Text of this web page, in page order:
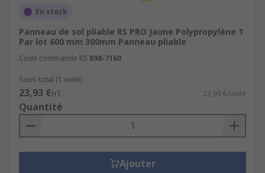
En stock
Panneau de sol pliable RS PRO Jaune Polypropylène 1
Par lot 600 mm 300mm Panneau pliable
Code commande RS 898-7160
Sous-total (1 unité)
23,93 €HT 23,93 €/unité
Quantité
Ajouter